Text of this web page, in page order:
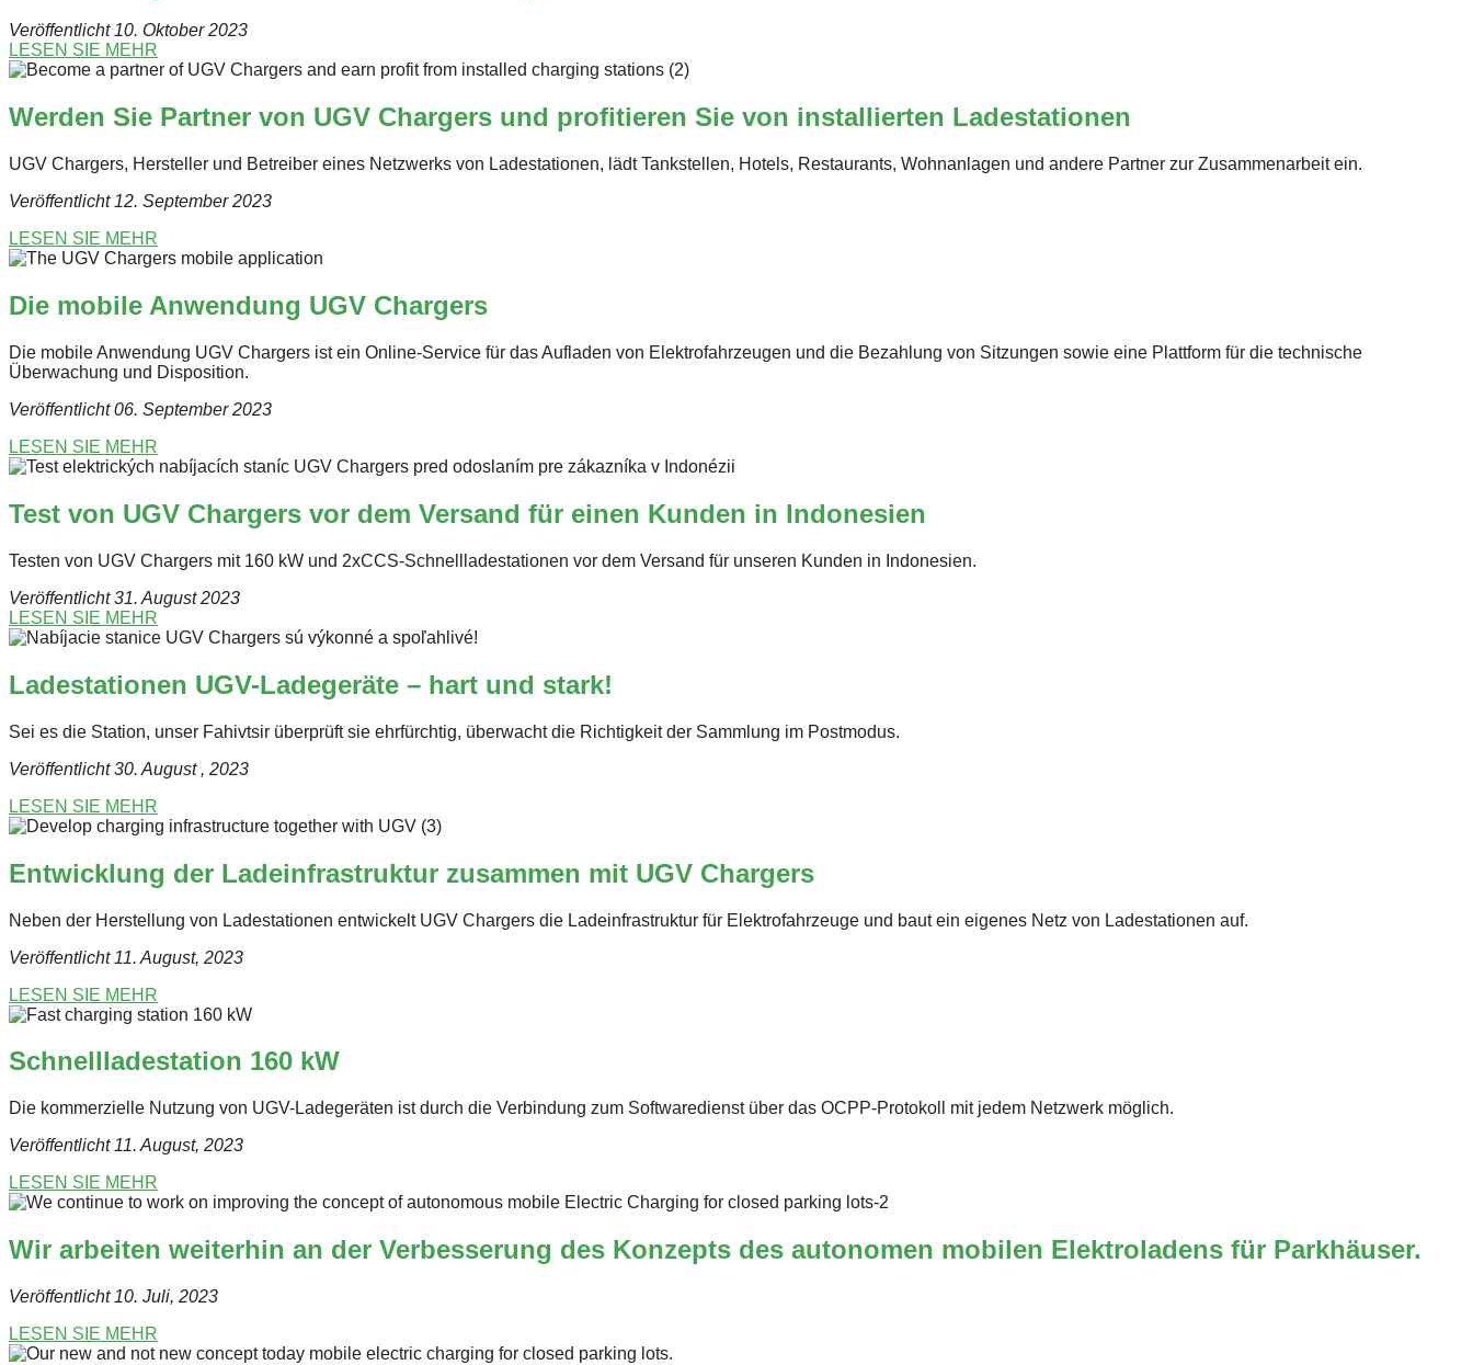
Veröffentlicht 10. Oktober 2023
LESEN SIE MEHR
Werden Sie Partner von UGV Chargers und profitieren Sie von installierten Ladestationen
UGV Chargers, Hersteller und Betreiber eines Netzwerks von Ladestationen, lädt Tankstellen, Hotels, Restaurants, Wohnanlagen und andere Partner zur Zusammenarbeit ein.
Veröffentlicht 12. September 2023
LESEN SIE MEHR
Die mobile Anwendung UGV Chargers
Die mobile Anwendung UGV Chargers ist ein Online-Service für das Aufladen von Elektrofahrzeugen und die Bezahlung von Sitzungen sowie eine Plattform für die technische
Überwachung und Disposition.
Veröffentlicht 06. September 2023
LESEN SIE MEHR
Test von UGV Chargers vor dem Versand für einen Kunden in Indonesien
Testen von UGV Chargers mit 160 kW und 2xCCS-Schnellladestationen vor dem Versand für unseren Kunden in Indonesien.
Veröffentlicht 31. August 2023
LESEN SIE MEHR
Ladestationen UGV-Ladegeräte – hart und stark!
Sei es die Station, unser Fahivtsir überprüft sie ehrfürchtig, überwacht die Richtigkeit der Sammlung im Postmodus.
Veröffentlicht 30. August , 2023
LESEN SIE MEHR
Entwicklung der Ladeinfrastruktur zusammen mit UGV Chargers
Neben der Herstellung von Ladestationen entwickelt UGV Chargers die Ladeinfrastruktur für Elektrofahrzeuge und baut ein eigenes Netz von Ladestationen auf.
Veröffentlicht 11. August, 2023
LESEN SIE MEHR
Schnellladestation 160 kW
Die kommerzielle Nutzung von UGV-Ladegeräten ist durch die Verbindung zum Softwaredienst über das OCPP-Protokoll mit jedem Netzwerk möglich.
Veröffentlicht 11. August, 2023
LESEN SIE MEHR
Wir arbeiten weiterhin an der Verbesserung des Konzepts des autonomen mobilen Elektroladens für Parkhäuser.
Veröffentlicht 10. Juli, 2023
LESEN SIE MEHR